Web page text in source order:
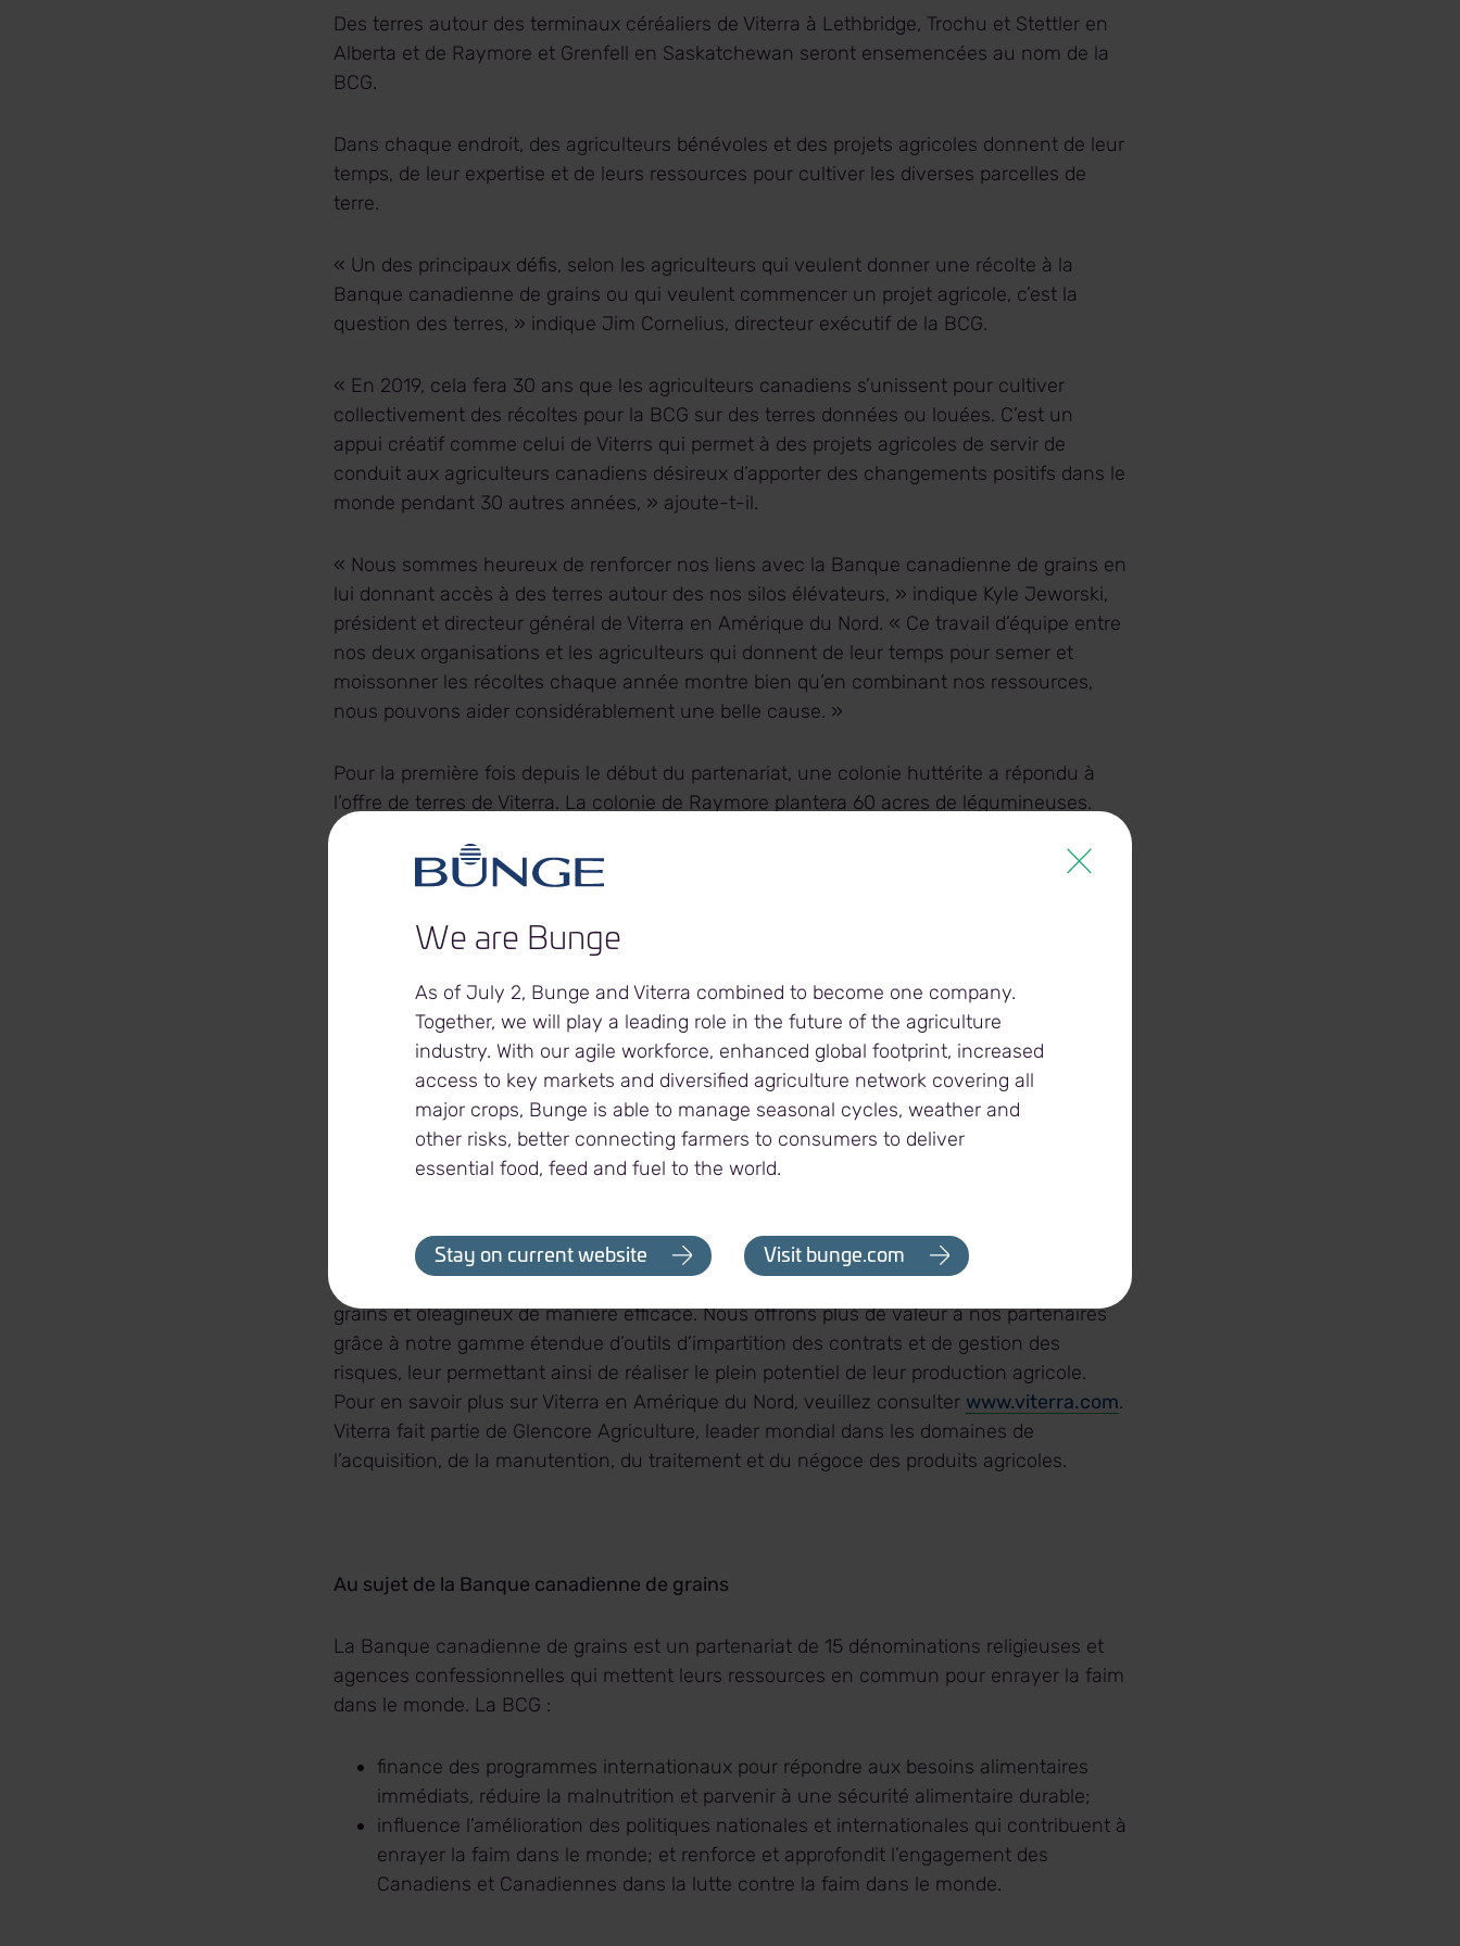
Des terres autour des terminaux céréaliers de Viterra à Lethbridge, Trochu et Stettler en
Alberta et de Raymore et Grenfell en Saskatchewan seront ensemencées au nom de la
BCG.
Dans chaque endroit, des agriculteurs bénévoles et des projets agricoles donnent de leur
temps, de leur expertise et de leurs ressources pour cultiver les diverses parcelles de
terre.
« Un des principaux défis, selon les agriculteurs qui veulent donner une récolte à la
Banque canadienne de grains ou qui veulent commencer un projet agricole, c’est la
question des terres, » indique Jim Cornelius, directeur exécutif de la BCG.
« En 2019, cela fera 30 ans que les agriculteurs canadiens s’unissent pour cultiver
collectivement des récoltes pour la BCG sur des terres données ou louées. C’est un
appui créatif comme celui de Viterrs qui permet à des projets agricoles de servir de
conduit aux agriculteurs canadiens désireux d’apporter des changements positifs dans le
monde pendant 30 autres années, » ajoute-t-il.
« Nous sommes heureux de renforcer nos liens avec la Banque canadienne de grains en
lui donnant accès à des terres autour des nos silos élévateurs, » indique Kyle Jeworski,
président et directeur général de Viterra en Amérique du Nord. « Ce travail d’équipe entre
nos deux organisations et les agriculteurs qui donnent de leur temps pour semer et
moissonner les récoltes chaque année montre bien qu’en combinant nos ressources,
nous pouvons aider considérablement une belle cause. »
Pour la première fois depuis le début du partenariat, une colonie huttérite a répondu à
l’offre de terres de Viterra. La colonie de Raymore plantera 60 acres de légumineuses.
Les autres endroits seront cultivés par des particuliers et des projets agricoles.
Une fois la moisson terminée, les revenus de la vente des récoltes seront remis à la BCG
et serviront à financer des projets pour enrayer la faim dans le monde.
Au sujet de Viterra
Viterra est le chef de file de l’industrie céréalière au Canada, grâce à l’expertise de son
personnel, son réseau supérieur d’actifs et ses connexions inégalées aux marchés
mondiaux. Basée à Regina, en Saskatchewan, notre société fait preuve d’engagement
L’attention continue que nous portons à l’excellence opérationnelle à travers toute
grains et oléagineux de manière efficace. Nous offrons plus de valeur à nos partenaires
grâce à notre gamme étendue d’outils d’impartition des contrats et de gestion des
risques, leur permettant ainsi de réaliser le plein potentiel de leur production agricole.
Pour en savoir plus sur Viterra en Amérique du Nord, veuillez consulter www.viterra.com.
Viterra fait partie de Glencore Agriculture, leader mondial dans les domaines de
l’acquisition, de la manutention, du traitement et du négoce des produits agricoles.
Au sujet de la Banque canadienne de grains
La Banque canadienne de grains est un partenariat de 15 dénominations religieuses et
agences confessionnelles qui mettent leurs ressources en commun pour enrayer la faim
dans le monde. La BCG :
finance des programmes internationaux pour répondre aux besoins alimentaires
immédiats, réduire la malnutrition et parvenir à une sécurité alimentaire durable;
influence l’amélioration des politiques nationales et internationales qui contribuent à
enrayer la faim dans le monde; et renforce et approfondit l’engagement des
Canadiens et Canadiennes dans la lutte contre la faim dans le monde.
We are Bunge
As of July 2, Bunge and Viterra combined to become one company.
Together, we will play a leading role in the future of the agriculture
industry. With our agile workforce, enhanced global footprint, increased
access to key markets and diversified agriculture network covering all
major crops, Bunge is able to manage seasonal cycles, weather and
other risks, better connecting farmers to consumers to deliver
essential food, feed and fuel to the world.
Stay on current website Visit bunge.com